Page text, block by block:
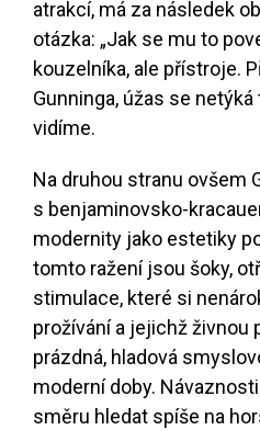
atrakcí, má za následek
otázka: „Jak se mu to
kouzelníka, ale přístroje.
Gunninga, úžas se
vidíme.
Na druhou stranu ovšem
s benjaminovsko-
modernity jako estetiky
tomto ražení jsou šoky,
stimulace, které si
prožívání a jejichž živnou
prázdná, hladová
moderní doby.
směru hledat spíše na